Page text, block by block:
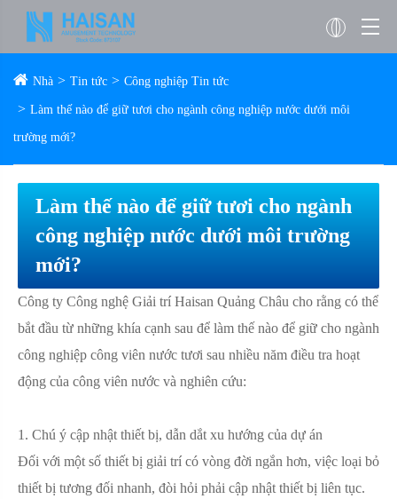
Nhà Tin tức Công nghiệp Tin tức
Làm thế nào để giữ tươi cho ngành công nghiệp nước dưới môi
trường mới?
Làm thế nào để giữ tươi cho ngành
công nghiệp nước dưới môi trường
mới?
Công ty Công nghệ Giải trí Haisan Quảng Châu cho rằng có thể
bắt đầu từ những khía cạnh sau để làm thế nào để giữ cho ngành
công nghiệp công viên nước tươi sau nhiều năm điều tra hoạt
động của công viên nước và nghiên cứu:
1. Chú ý cập nhật thiết bị, dẫn dắt xu hướng của dự án
Đối với một số thiết bị giải trí có vòng đời ngắn hơn, việc loại bỏ
thiết bị tương đối nhanh, đòi hỏi phải cập nhật thiết bị liên tục.